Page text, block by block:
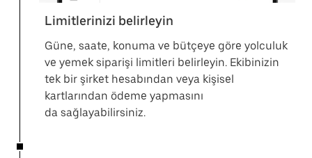
Limitlerinizi belirleyin
Güne, saate, konuma ve bütçeye göre yolculuk
ve yemek siparişi limitleri belirleyin. Ekibinizin
tek bir şirket hesabından veya kişisel
kartlarından ödeme yapmasını
da sağlayabilirsiniz.